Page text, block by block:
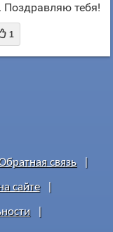
Поздравляю тебя!
1
связь
сайте